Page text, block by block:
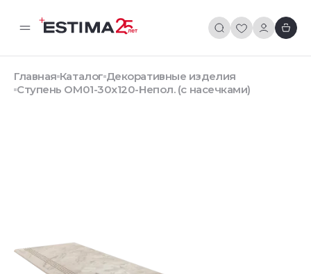
Главная Каталог Декоративные изделия
Ступень OM01-30x120-Непол. (с насечками)